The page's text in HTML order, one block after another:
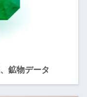
鉱物データ